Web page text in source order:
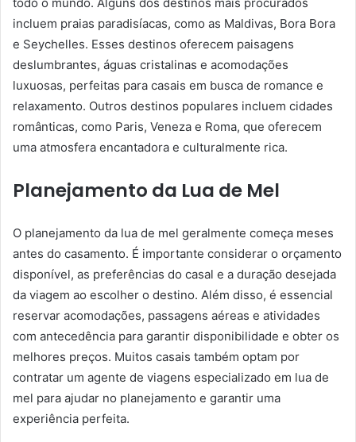
incluem praias paradisíacas, como as Maldivas, Bora Bora
e Seychelles. Esses destinos oferecem paisagens
deslumbrantes, águas cristalinas e acomodações
luxuosas, perfeitas para casais em busca de romance e
relaxamento. Outros destinos populares incluem cidades
românticas, como Paris, Veneza e Roma, que oferecem
uma atmosfera encantadora e culturalmente rica.
Planejamento da Lua de Mel
O planejamento da lua de mel geralmente começa meses
antes do casamento. É importante considerar o orçamento
disponível, as preferências do casal e a duração desejada
da viagem ao escolher o destino. Além disso, é essencial
reservar acomodações, passagens aéreas e atividades
com antecedência para garantir disponibilidade e obter os
melhores preços. Muitos casais também optam por
contratar um agente de viagens especializado em lua de
mel para ajudar no planejamento e garantir uma
experiência perfeita.